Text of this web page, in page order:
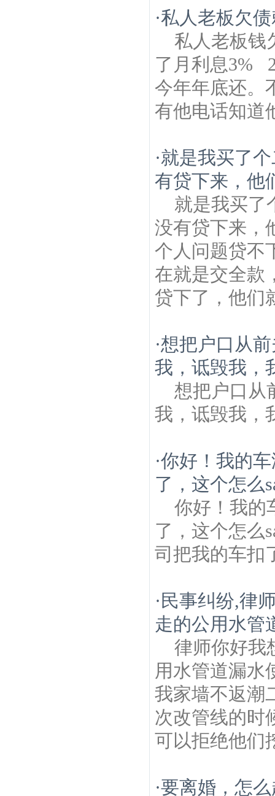
·私人老板欠
私人老板钱
了月利息3%
今年年底还。
有他电话知道
·就是我买了
有贷下来，他
就是我买了
没有贷下来，
个人问题贷不
在就是交全款
贷下了，他们
·想把户口从
我，诋毁我，
想把户口从
我，诋毁我，
·你好！我的
了，这个怎么
你好！我的
了，这个怎么
司把我的车扣
· 民事纠纷,律
走的公用水管
律师你好我
用水管道漏水
我家墙不返潮
次改管线的时
可以拒绝他们
·要离婚，怎